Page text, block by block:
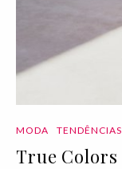
MODA TENDÊNCIAS
True Colors